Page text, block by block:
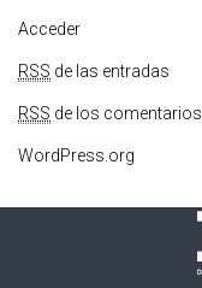
Acceder
RSS de las entradas
RSS de los comentarios
WordPress.org